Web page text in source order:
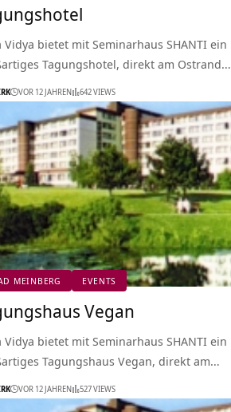
Vidya bietet mit Seminarhaus SHANTI ein
Tagungshotel, direkt am Ostrand…
VOR 12 JAHREN 642 VIEWS
MEINBERG EVENTS
Vegan
Vidya bietet mit Seminarhaus SHANTI ein
Tagungshaus Vegan, direkt am…
VOR 12 JAHREN 527 VIEWS